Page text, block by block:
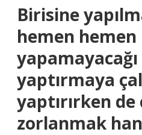
Birisine
hemen hemen
yaptırmaya
yaptırırken de
zorlanmak